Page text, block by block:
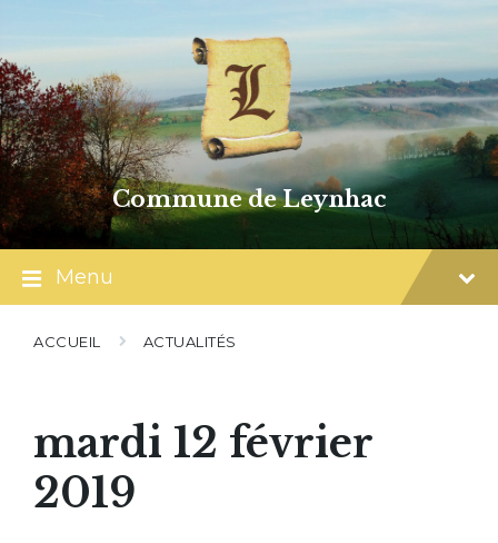
content
main
navigation
footer
Commune de Leynhac
Menu
ACCUEIL ACTUALITÉS
mardi 12 février
2019